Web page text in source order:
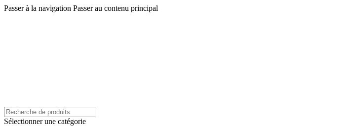
Passer à la navigation Passer au contenu principal
Sélectionner une catégorie